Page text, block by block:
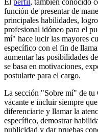
El perfil, también conocido
función de presentar de
principales habilidades,
profesional idóneo para el
mí" hace lucir las mayores
específico con el fin de
aumentar las posibilidades
se basa en motivaciones,
postularte para el cargo.
La sección "Sobre mí" de tu
vacante e incluir siempre
diferenciarte y llamar la
específico, demostrar
publicidad y dar pruebas